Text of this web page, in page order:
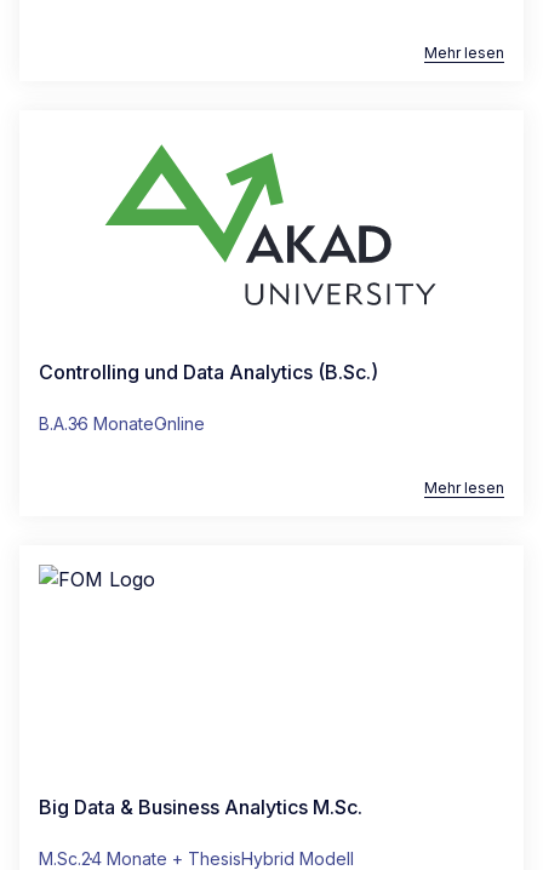
Mehr lesen
Controlling und Data Analytics (B.Sc.)
B.A.36 MonateOnline
Mehr lesen
Big Data & Business Analytics M.Sc.
M.Sc.24 Monate + ThesisHybrid Modell